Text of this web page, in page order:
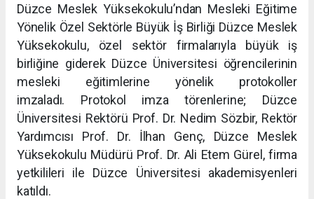
Düzce Meslek Yüksekokulu’ndan Mesleki Eğitime
Yönelik Özel Sektörle Büyük İş Birliği Düzce Meslek
Yüksekokulu, özel sektör firmalarıyla büyük iş
birliğine giderek Düzce Üniversitesi öğrencilerinin
mesleki eğitimlerine yönelik protokoller
imzaladı. Protokol imza törenlerine; Düzce
Üniversitesi Rektörü Prof. Dr. Nedim Sözbir, Rektör
Yardımcısı Prof. Dr. İlhan Genç, Düzce Meslek
Yüksekokulu Müdürü Prof. Dr. Ali Etem Gürel, firma
yetkilileri ile Düzce Üniversitesi akademisyenleri
katıldı.